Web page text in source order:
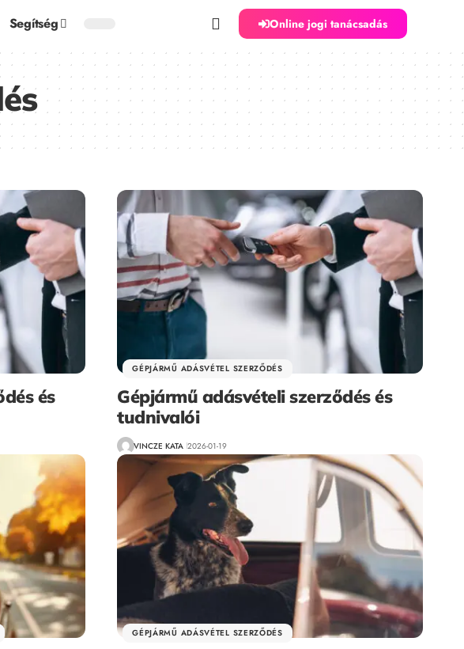
Segítség Online jogi tanácsadás
és
GÉPJÁRMŰ ADÁSVÉTEL SZERZŐDÉS
Gépjármű adásvételi szerződés és
tudnivalói
VINCZE KATA 2026-01-19
GÉPJÁRMŰ ADÁSVÉTEL SZERZŐDÉS